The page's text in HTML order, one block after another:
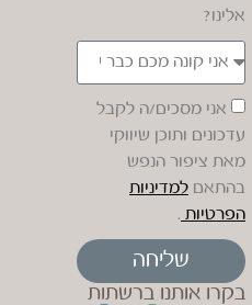
אלינו?
אני מסכים/ה לקבל
עדכונים ותוכן שיווקי
מאת ציפור הנפש
בהתאם למדיניות
הפרטיות .
שליחה
בקרו אותנו ברשתות